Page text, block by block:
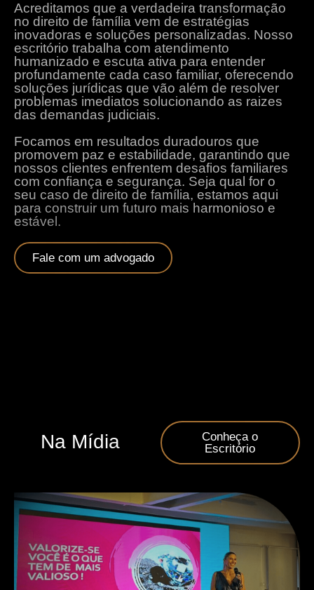
Acreditamos que a verdadeira transformação
no direito de família vem de estratégias
inovadoras e soluções personalizadas. Nosso
escritório trabalha com atendimento
humanizado e escuta ativa para entender
profundamente cada caso familiar, oferecendo
soluções jurídicas que vão além de resolver
problemas imediatos solucionando as raizes
das demandas judiciais.
Focamos em resultados duradouros que
promovem paz e estabilidade, garantindo que
nossos clientes enfrentem desafios familiares
com confiança e segurança. Seja qual for o
seu caso de direito de família, estamos aqui
para construir um futuro mais harmonioso e
estável.
Fale com um advogado
Na Mídia
Conheça o
Escritório